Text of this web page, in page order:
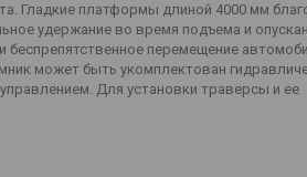
Гладкие платформы длиной 4000 мм
удержание во время подъема и
перемещение
может быть укомплектован
Для установки траверсы и ее